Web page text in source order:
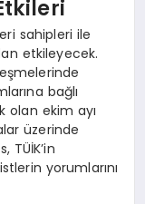
sahipleri ile
etkileyecek.
bağlı
olan ekim ayı
üzerinde
TÜİK’in
yorumlarını